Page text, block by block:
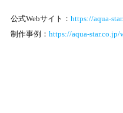
公式Webサイト： https://aqua-
制作事例： https://aqua-star.co.jp/